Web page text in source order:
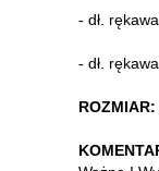
- dł.
- dł.
ROZMIAR: